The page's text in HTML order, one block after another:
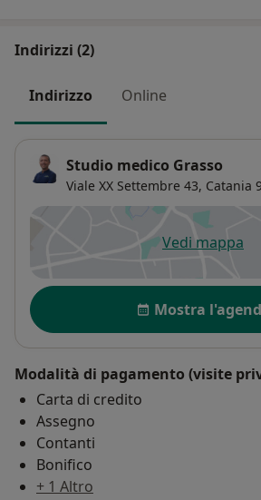
Indirizzi (2)
Indirizzo Online
Studio medico Grasso
Viale XX Settembre 43, Catania
Vedi mappa
si apre
Disponibilità
Mostra
Modalità di pagamento (visite
Carta di credito
Assegno
Contanti
Bonifico
+ 1 Altro